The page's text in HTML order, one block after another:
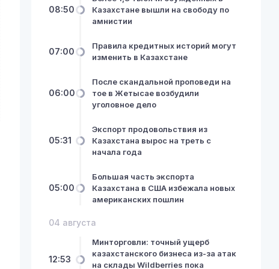
08:50
Казахстане вышли на свободу по
амнистии
07:00
Правила кредитных историй могут
изменить в Казахстане
06:00
После скандальной проповеди на
тое в Жетысае возбудили
уголовное дело
05:31
Экспорт продовольствия из
Казахстана вырос на треть с
начала года
05:00
Большая часть экспорта
Казахстана в США избежала новых
американских пошлин
04 августа
12:53
Минторговли: точный ущерб
казахстанского бизнеса из-за атак
на склады Wildberries пока